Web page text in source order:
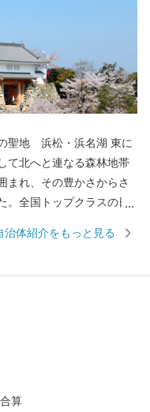
地 浜松・浜名湖 東に
て北へと連なる森林地帯
まれ、その豊かさからさ
。全国トップクラスの日
ど、ものづくりの街は生
を楽しむことができ、
治体紹介をもっと見る
算